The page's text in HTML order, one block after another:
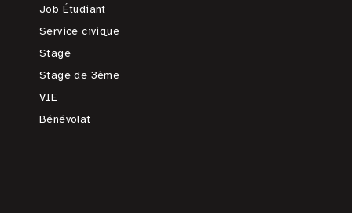
Job Étudiant
Service civique
Stage
Stage de 3ème
VIE
Bénévolat